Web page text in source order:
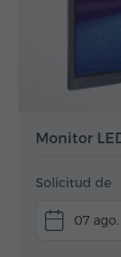
Monitor
Solicitud de
07